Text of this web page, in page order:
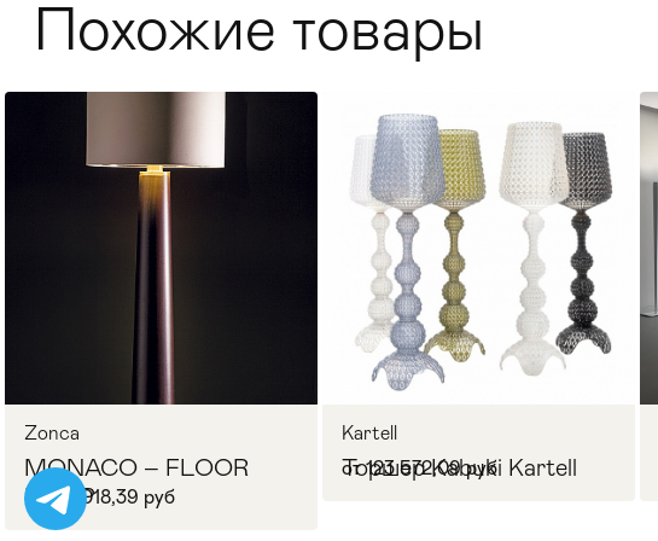
Стулья >
Похожие товары
Zonca
MONACO – FLOOR
LAMP
от 217 018,39 руб
Kartell
Торшер Kabuki Kartell
от 123 572,09 руб